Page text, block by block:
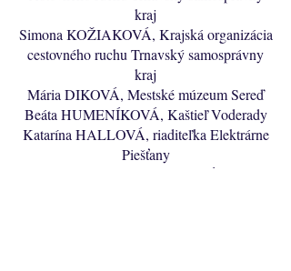
kraj
Simona KOŽIAKOVÁ, Krajská organizácia
cestovného ruchu Trnavský samosprávny
kraj
Mária DIKOVÁ, Mestské múzeum Sereď
Beáta HUMENÍKOVÁ, Kaštieľ Voderady
Katarína HALLOVÁ, riaditeľka Elektrárne
Piešťany
Pavol a Katarína BOHDALOVÍ, Kaštieľ